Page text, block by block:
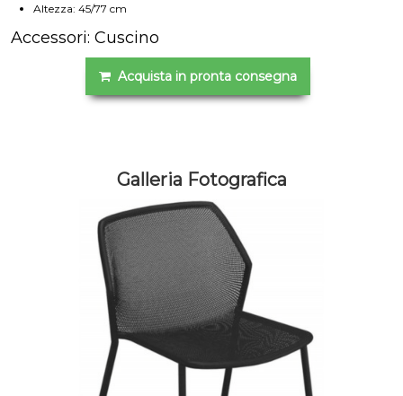
Altezza: 45/77 cm
Accessori: Cuscino
Acquista in pronta consegna
Galleria Fotografica